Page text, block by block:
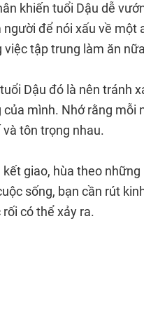
khiến tuổi Dậu dễ
để nói xấu về một
việc tập trung làm ăn
Dậu đó là nên tránh
mình. Nhớ rằng mỗi
tôn trọng nhau.
kết giao, hùa theo
sống, bạn cần rút
có thể xảy ra.